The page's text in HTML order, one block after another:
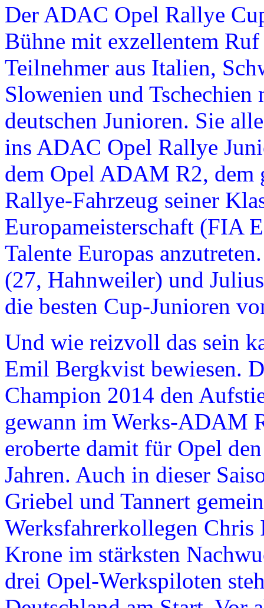
Der ADAC Opel Rallye
Bühne mit exzellentem
Teilnehmer aus Italien,
Slowenien und Tschechien
deutschen Junioren. Sie
ins ADAC Opel Rallye
dem Opel ADAM R2, dem
Rallye-Fahrzeug seiner
Europameisterschaft (FIA
Talente Europas
(27, Hahnweiler) und
die besten Cup-Junioren
Und wie reizvoll das sein
Emil Bergkvist bewiesen.
Champion 2014 den
gewann im Werks-ADAM
eroberte damit für Opel
Jahren. Auch in dieser
Griebel und Tannert
Werksfahrerkollegen
Krone im stärksten
drei Opel-Werkspiloten